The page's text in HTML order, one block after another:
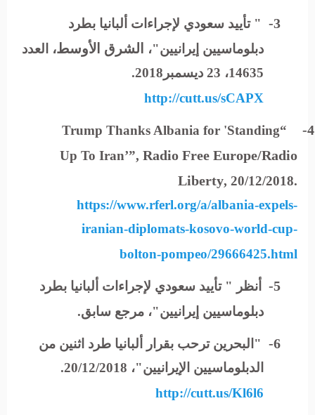
3-
" تأييد سعودي لإجراءات ألبانيا بطرد
دبلوماسيين إيرانيين"،
الشرق الأوسط، العدد
14635، 23 ديسمبر2018.
http://cutt.us/sCAPX
4-
“Trump Thanks Albania for 'Standing
Up To Iran’”, Radio Free Europe/Radio
Liberty, 20/12/2018.
https://www.rferl.org/a/albania-expels-
iranian-diplomats-kosovo-world-cup-
bolton-pompeo/29666425.html
5- أنظر " تأييد سعودي لإجراءات ألبانيا بطرد
دبلوماسيين إيرانيين"، مرجع سابق.
6-
"البحرين ترحب بقرار ألبانيا طرد اثنين من
الدبلوماسيين الإيرانيين"، 20/12/2018.
http://cutt.us/Kl6l6